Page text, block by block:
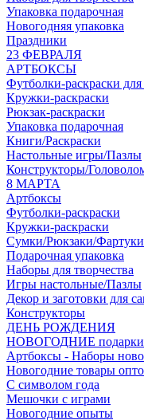
Упаковка подарочная
Новогодняя упаковка
Праздники
23 ФЕВРАЛЯ
АРТБОКСЫ
Футболки-раскраски
Кружки-раскраски
Рюкзак-раскраски
Упаковка подарочная
Книги/Раскраски
Настольные игры/Пазлы
Конструкторы/
8 МАРТА
Артбоксы
Футболки-раскраски
Кружки-раскраски
Сумки/Рюкзаки/Фартуки
Подарочная упаковка
Наборы для творчества
Игры настольные/Пазлы
Декор и заготовки для
Конструкторы
ДЕНЬ РОЖДЕНИЯ
НОВОГОДНИЕ подарки
Артбоксы - Наборы
Новогодние товары
С символом года
Мешочки с играми
Новогодние опыты